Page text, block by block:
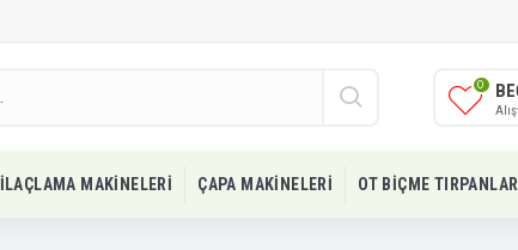
0
İLAÇLAMA MAKINELERI ÇAPA MAKINELERI OT BIÇME